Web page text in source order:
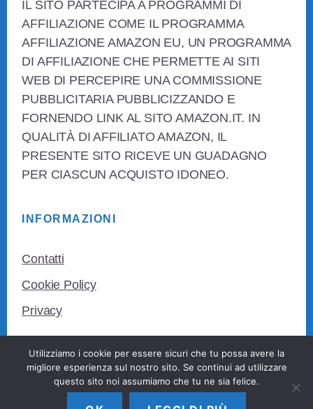
IL SITO PARTECIPA A PROGRAMMI DI
AFFILIAZIONE COME IL PROGRAMMA
AFFILIAZIONE AMAZON EU, UN PROGRAMMA
DI AFFILIAZIONE CHE PERMETTE AI SITI
WEB DI PERCEPIRE UNA COMMISSIONE
PUBBLICITARIA PUBBLICIZZANDO E
FORNENDO LINK AL SITO AMAZON.IT. IN
QUALITÀ DI AFFILIATO AMAZON, IL
PRESENTE SITO RICEVE UN GUADAGNO
PER CIASCUN ACQUISTO IDONEO.
INFORMAZIONI
Contatti
Cookie Policy
Privacy
Utilizziamo i cookie per essere sicuri che tu possa avere la
migliore esperienza sul nostro sito. Se continui ad utilizzare
questo sito noi assumiamo che tu ne sia felice.